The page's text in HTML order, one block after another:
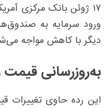
۱۷ ژوئن بانک مرکزی
ورود سرمایه به
دیگر با کاهش مواجه
به‌روزرسانی قیمت